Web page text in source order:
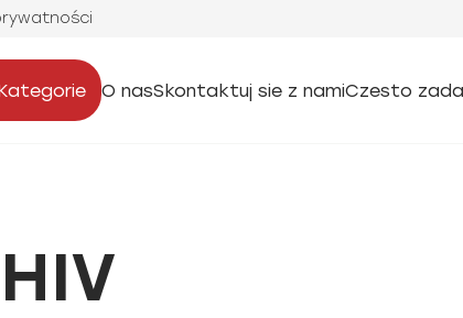
O nasSkontaktuj sie z namiCzesto